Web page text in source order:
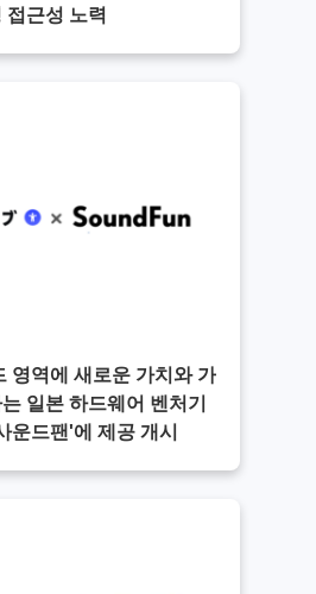
접근성 노력
영역에 새로운 가치와 가
일본 하드웨어 벤처기
운드팬'에 제공 개시